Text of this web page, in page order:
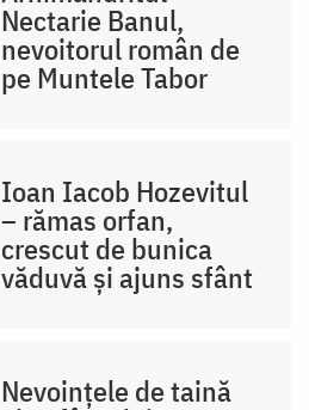
Nectarie Banul,
nevoitorul român de
pe Muntele Tabor
Ioan Iacob Hozevitul
– rămas orfan,
crescut de bunica
văduvă și ajuns sfânt
Nevoințele de taină